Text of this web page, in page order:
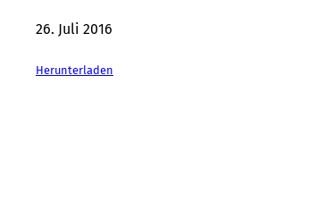
26. Juli 2016
Herunterladen